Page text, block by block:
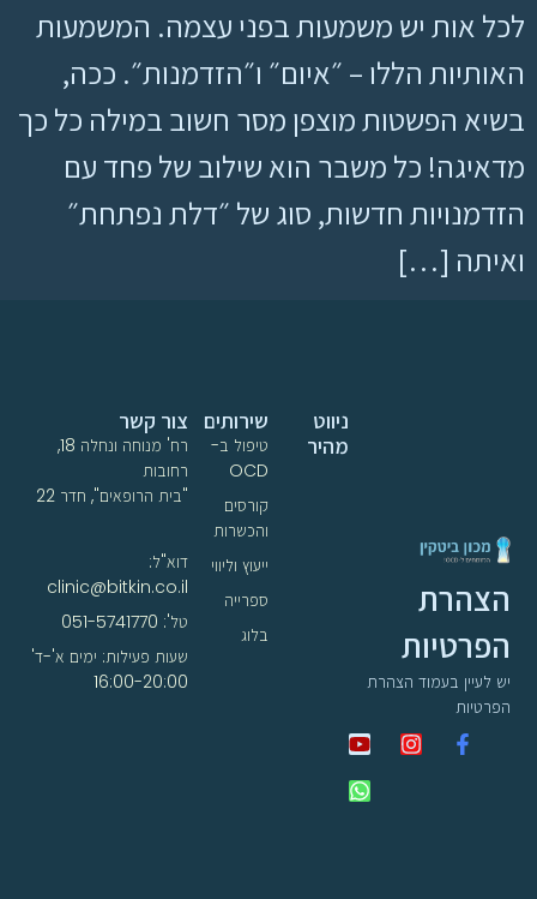
לכל אות יש משמעות בפני עצמה. המשמעות
האותיות הללו – ״איום״ ו״הזדמנות״. ככה,
בשיא הפשטות מוצפן מסר חשוב במילה כל כך
מדאיגה! כל משבר הוא שילוב של פחד עם
הזדמנויות חדשות, סוג של ״דלת נפתחת״
ואיתה […]
הצהרת
הפרטיות
יש לעיין בעמוד הצהרת
הפרטיות
שירותים
טיפול ב-
OCD
קורסים
והכשרות
ייעוץ וליווי
ספרייה
בלוג
ניווט
מהיר
צור קשר
רח' מנוחה ונחלה 18,
רחובות
"בית הרופאים", חדר 22
דוא"ל:
clinic@bitkin.co.il
טל': 051-5741770
שעות פעילות: ימים א'-ד'
16:00-20:00